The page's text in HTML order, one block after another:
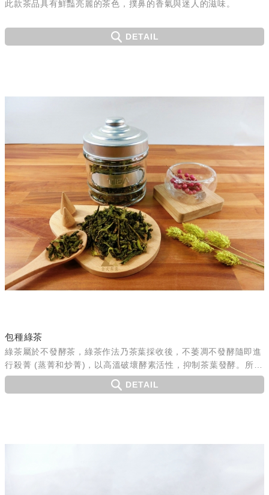
此款茶品具有鮮豔亮麗的茶色，撲鼻的香氣與迷人的滋味。
DETAIL
包種綠茶
綠茶屬於不發酵茶，綠茶作法乃茶葉採收後，不萎凋不發酵隨即進
行殺菁 (蒸菁和炒菁)，以高溫破壞酵素活性，抑制茶葉發酵。所以
綠茶茶葉留有大部分的茶葉成分，茶性自然清新且活性爽口、可以
體...
DETAIL